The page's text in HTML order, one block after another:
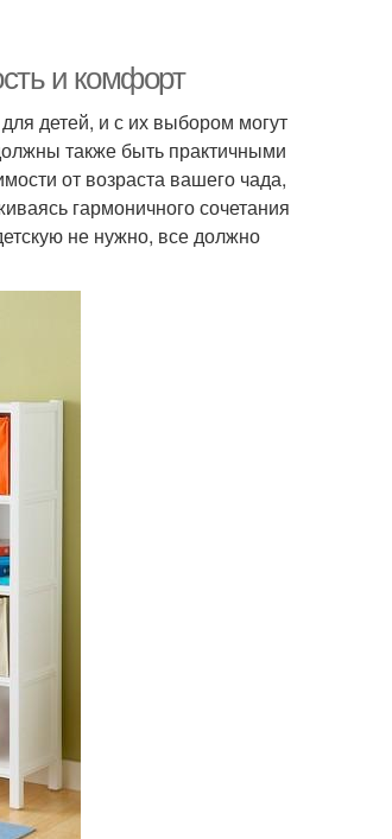
и комфорт
детей, и с их выбором могут
также быть практичными
от возраста вашего чада,
гармоничного сочетания
не нужно, все должно